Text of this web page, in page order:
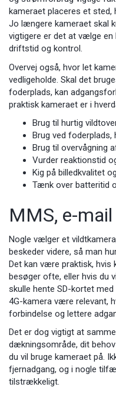
kameraet placeres et
Jo længere kameraet skal
vigtigere er det at vælge
driftstid og kontrol.
Overvej også, hvor let
vedligeholde. Skal det
foderplads, kan
praktisk kameraet er i
Brug til hurtig
Brug ved
Brug til overvågning
Vurder reaktionstid
Kig på billedkvalitet
Tænk over batteritid
MMS, e-
Nogle vælger et
beskeder videre, så man
Det kan være praktisk, hvis
besøger ofte, eller hvis du
skulle hente SD-kortet
4G-kamera være relevant,
forbindelse og lettere
Det er dog vigtigt at
dækningsområde, dit
du vil bruge kameraet på.
fjernadgang, og i nogle
tilstrækkeligt.